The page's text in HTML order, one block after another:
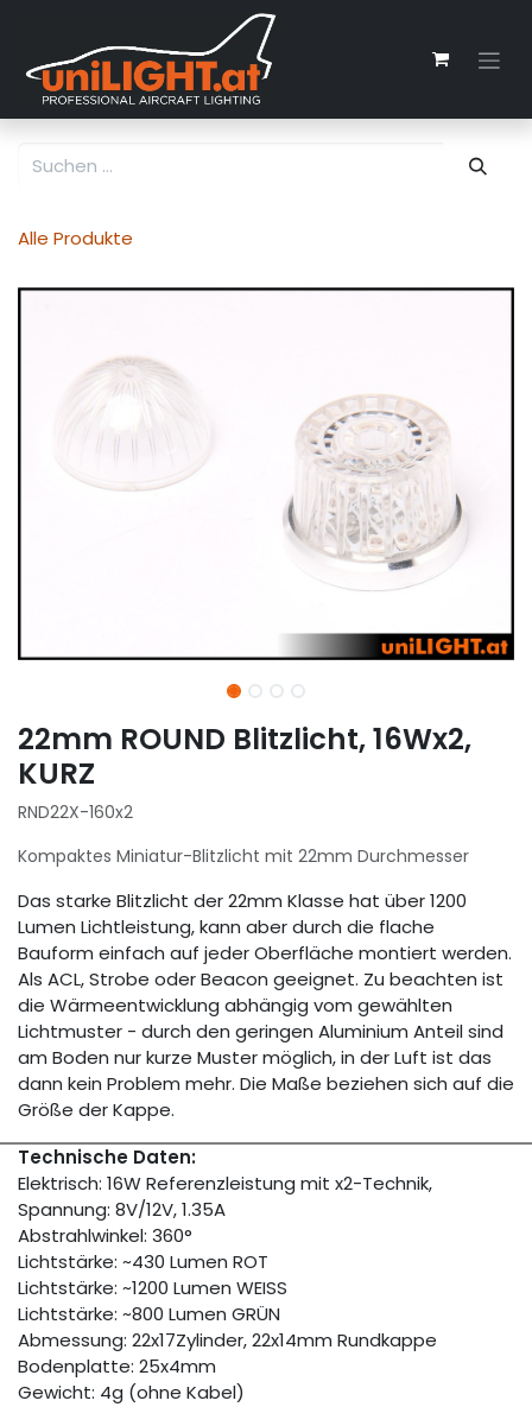
Alle Produkte
22mm ROUND Blitzlicht, 16Wx2,
KURZ
RND22X-160x2
Kompaktes Miniatur-Blitzlicht mit 22mm Durchmesser
Das starke Blitzlicht der 22mm Klasse hat über 1200
Lumen Lichtleistung, kann aber durch die flache
Bauform einfach auf jeder Oberfläche montiert werden.
Als ACL, Strobe oder Beacon geeignet. Zu beachten ist
die Wärmeentwicklung abhängig vom gewählten
Lichtmuster - durch den geringen Aluminium Anteil sind
am Boden nur kurze Muster möglich, in der Luft ist das
dann kein Problem mehr. Die Maße beziehen sich auf die
Größe der Kappe.
Technische Daten:
Elektrisch: 16W Referenzleistung mit x2-Technik,
Spannung: 8V/12V, 1.35A
Abstrahlwinkel: 360°
Lichtstärke: ~430 Lumen ROT
Lichtstärke: ~1200 Lumen WEISS
Lichtstärke: ~800 Lumen GRÜN
Abmessung: 22x17Zylinder, 22x14mm Rundkappe
Bodenplatte: 25x4mm
Gewicht: 4g (ohne Kabel)